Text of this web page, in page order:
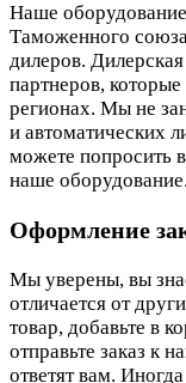
Наше
Таможенного
дилеров.
партнеров,
регионах. Мы не
и автоматических
можете попросить
наше
Оформление
Мы уверены, вы
отличается от
товар, добавьте в
отправьте заказ к
ответят вам.